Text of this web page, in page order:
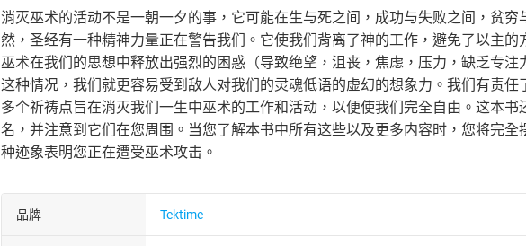
消灭巫术的活动不是一朝一夕的事，它可能在生与死之间，成功与失败之间，贫
然，圣经有一种精神力量正在警告我们。它使我们背离了神的工作，避免了以主
巫术在我们的思想中释放出强烈的困惑（导致绝望，沮丧，焦虑，压力，缺乏专
这种情况，我们就更容易受到敌人对我们的灵魂低语的虚幻的想象力。我们有责
多个祈祷点旨在消灭我们一生中巫术的工作和活动，以便使我们完全自由。这本
名，并注意到它们在您周围。当您了解本书中所有这些以及更多内容时，您将完
种迹象表明您正在遭受巫术攻击。
品牌 Tektime